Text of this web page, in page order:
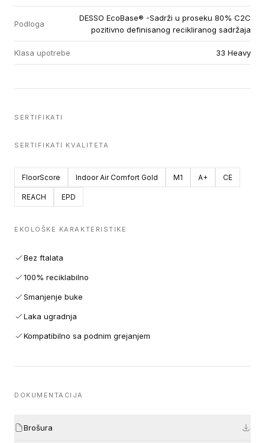
Podloga
DESSO EcoBase® -Sadrži u proseku 80% C2C
pozitivno definisanog recikliranog sadržaja
Klasa upotrebe 33 Heavy
SERTIFIKATI
SERTIFIKATI KVALITETA
FloorScore Indoor Air Comfort Gold M1 A+ CE
REACH EPD
EKOLOŠKE KARAKTERISTIKE
Bez ftalata
100% reciklabilno
Smanjenje buke
Laka ugradnja
Kompatibilno sa podnim grejanjem
DOKUMENTACIJA
Brošura